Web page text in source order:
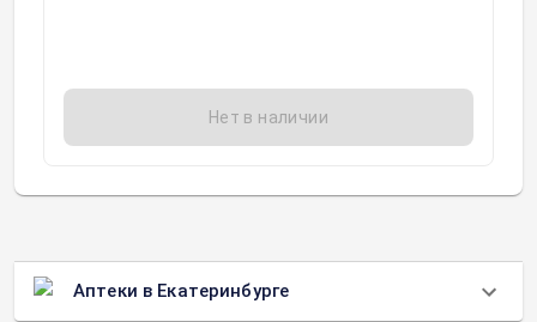
Нет в наличии
Аптеки в Екатеринбурге